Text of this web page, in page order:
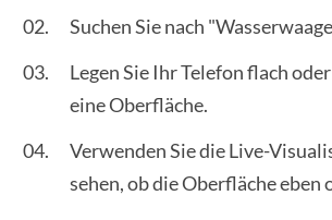
Suchen Sie nach
Legen Sie Ihr Telefon flach
eine Oberfläche.
Verwenden Sie die Live-
sehen, ob die Oberfläche eben